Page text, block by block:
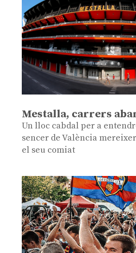
Mestalla, carrers
Un lloc cabdal per a
sencer de València
el seu comiat